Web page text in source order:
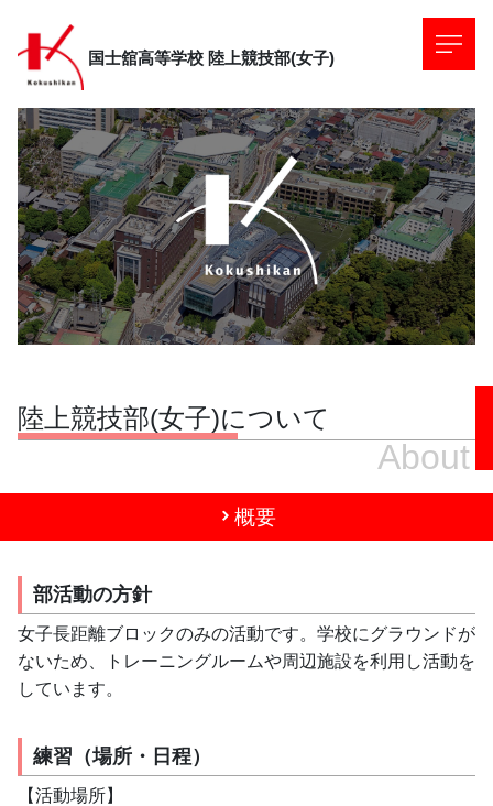
国士舘高等学校 陸上競技部(女子)
陸上競技部(女子)について
About
概要
部活動の方針
女子長距離ブロックのみの活動です。学校にグラウンドが
ないため、トレーニングルームや周辺施設を利用し活動を
しています。
練習（場所・日程）
【活動場所】